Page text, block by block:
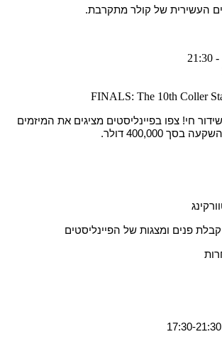
העשירית של קולר מתקרבת.
חי! צפו בפיינליסטים מציגים את המיזמים
400,000 דולר.
קבלת פנים ומצגות של הפיינליסטים